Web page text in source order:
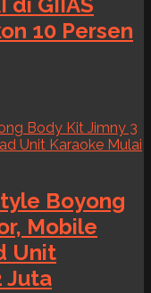
di GIIAS
10 Persen
Boyong
Mobile
Unit
Juta